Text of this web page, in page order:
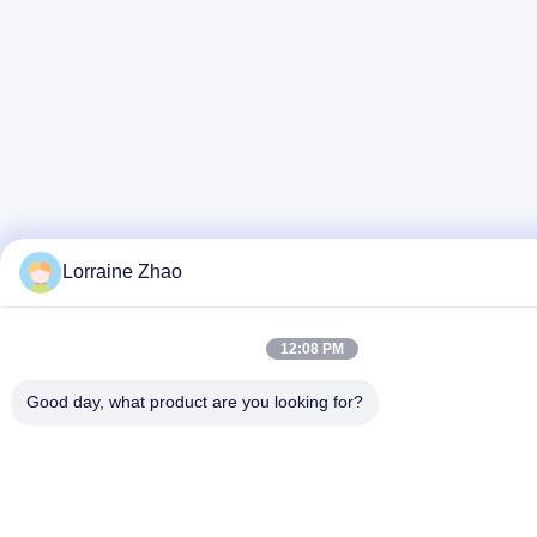
Lorraine Zhao
12:08 PM
Good day, what product are you looking for?